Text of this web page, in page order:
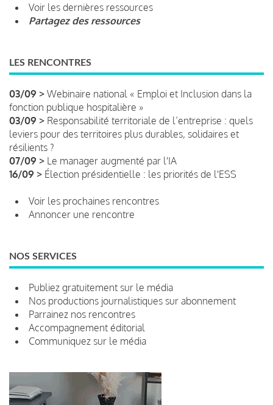
Voir les dernières ressources
Partagez des ressources
LES RENCONTRES
03/09 > Webinaire national « Emploi et Inclusion dans la
fonction publique hospitalière »
03/09 > Responsabilité territoriale de l’entreprise : quels
leviers pour des territoires plus durables, solidaires et
résilients ?
07/09 > Le manager augmenté par l'IA
16/09 > Élection présidentielle : les priorités de l'ESS
Voir les prochaines rencontres
Annoncer une rencontre
NOS SERVICES
Publiez gratuitement sur le média
Nos productions journalistiques sur abonnement
Parrainez nos rencontres
Accompagnement éditorial
Communiquez sur le média